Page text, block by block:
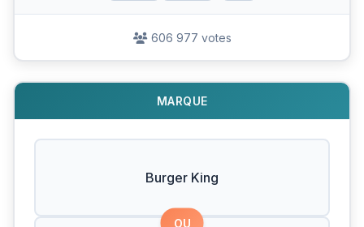
606 977 votes
MARQUE
Burger King
OU